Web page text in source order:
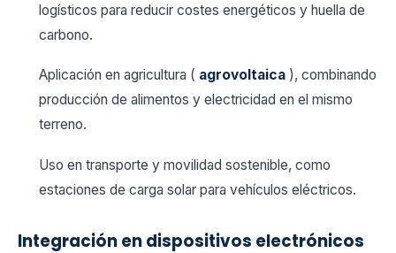
logísticos para reducir costes energéticos y huella de
carbono.
Aplicación en agricultura ( agrovoltaica ), combinando
producción de alimentos y electricidad en el mismo
terreno.
Uso en transporte y movilidad sostenible, como
estaciones de carga solar para vehículos eléctricos.
Integración en dispositivos electrónicos